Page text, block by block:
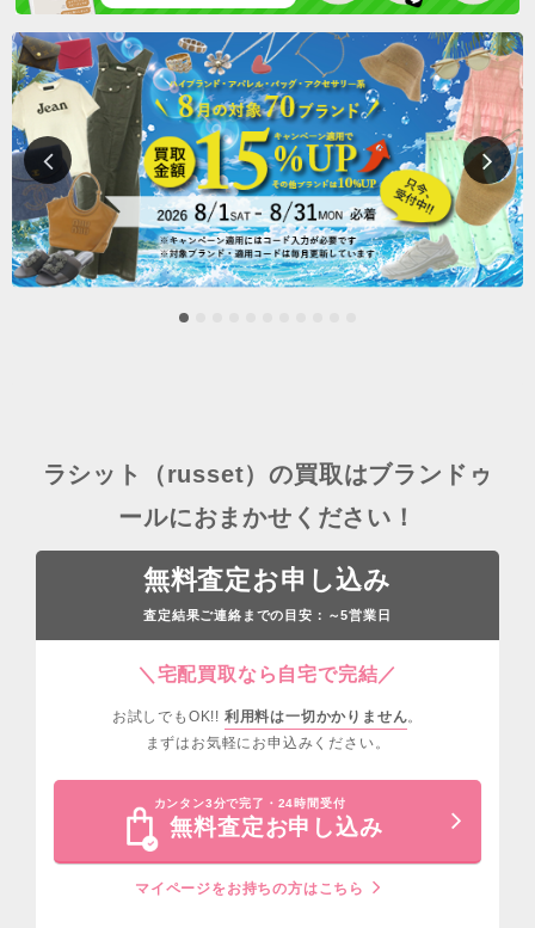
ラシット（russet）の買取はブランドゥ
ールにおまかせください！
無料査定お申し込み
査定結果ご連絡までの目安： ～5営業日
＼宅配買取なら自宅で完結／
お試しでもOK!! 利用料は一切かかりません。
まずはお気軽にお申込みください。
カンタン3分で完了・24時間受付
無料査定お申し込み
マイページをお持ちの方はこちら